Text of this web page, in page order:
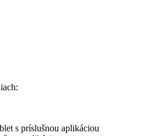
s príslušnou aplikáciou